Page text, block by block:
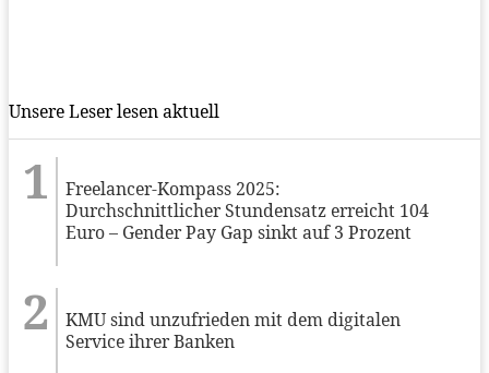
Unsere Leser lesen aktuell
Freelancer-Kompass 2025:
Durchschnittlicher Stundensatz erreicht 104
Euro – Gender Pay Gap sinkt auf 3 Prozent
KMU sind unzufrieden mit dem digitalen
Service ihrer Banken